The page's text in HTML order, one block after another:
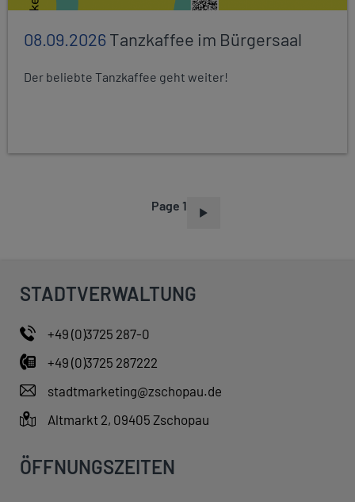
08.09.2026Tanzkaffee im Bürgersaal
Der beliebte Tanzkaffee geht weiter!
Page 1
STADTVERWALTUNG
+49 (0)3725 287-0
+49 (0)3725 287222
stadtmarketing@zschopau.de
Altmarkt 2, 09405 Zschopau
ÖFFNUNGSZEITEN